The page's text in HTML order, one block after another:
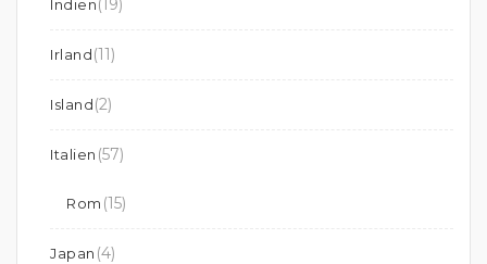
Indien(19)
Irland(11)
Island(2)
Italien (57)
Rom (15)
Japan (4)